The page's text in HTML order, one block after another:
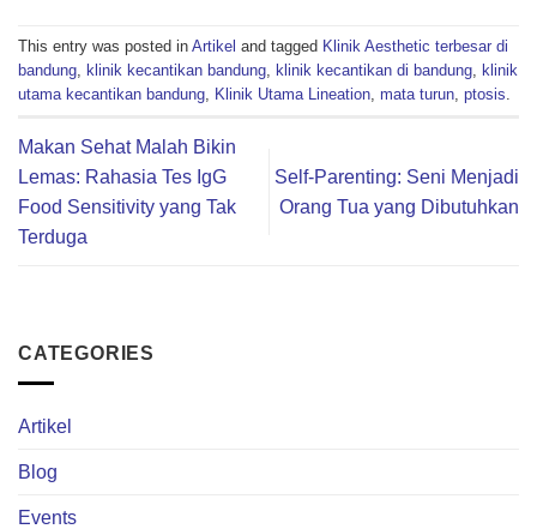
This entry was posted in Artikel and tagged Klinik Aesthetic terbesar di
bandung
klinik kecantikan bandung klinik kecantikan di bandung
klinik
utama kecantikan bandung
Klinik Utama Lineation mata turun ptosis
Makan Sehat Malah Bikin
Lemas: Rahasia Tes IgG
Food Sensitivity yang Tak
Terduga
Self-Parenting: Seni Menjadi
Orang Tua yang Dibutuhkan
CATEGORIES
Artikel
Blog
Events